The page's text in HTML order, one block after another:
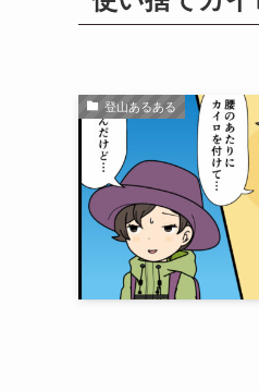
登山あるある